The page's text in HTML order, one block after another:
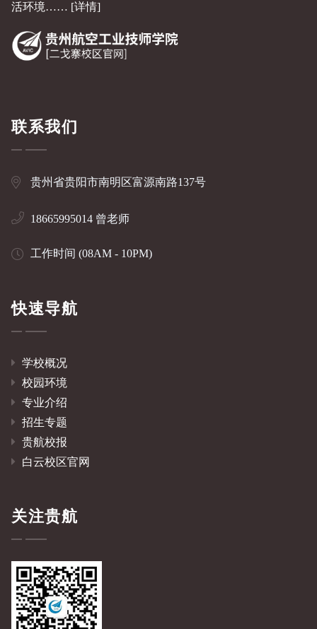
活环境…… [详情]
联系我们
贵州省贵阳市南明区富源南路137号
18665995014 曾老师
工作时间 (08AM - 10PM)
快速导航
学校概况
校园环境
专业介绍
招生专题
贵航校报
白云校区官网
关注贵航